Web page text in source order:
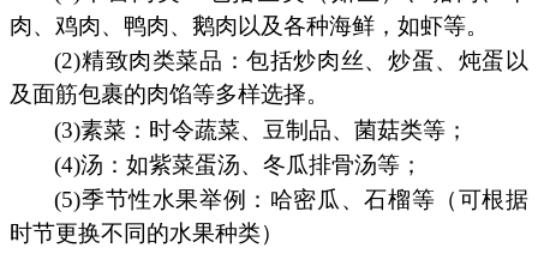
肉、鸡肉、鸭肉、鹅肉以及各种海鲜，如虾等。
(2)精致肉类菜品：包括炒肉丝、炒蛋、炖蛋以
及面筋包裹的肉馅等多样选择。
(3)素菜：时令蔬菜、豆制品、菌菇类等；
(4)汤：如紫菜蛋汤、冬瓜排骨汤等；
(5)季节性水果举例：哈密瓜、石榴等（可根据
时节更换不同的水果种类）